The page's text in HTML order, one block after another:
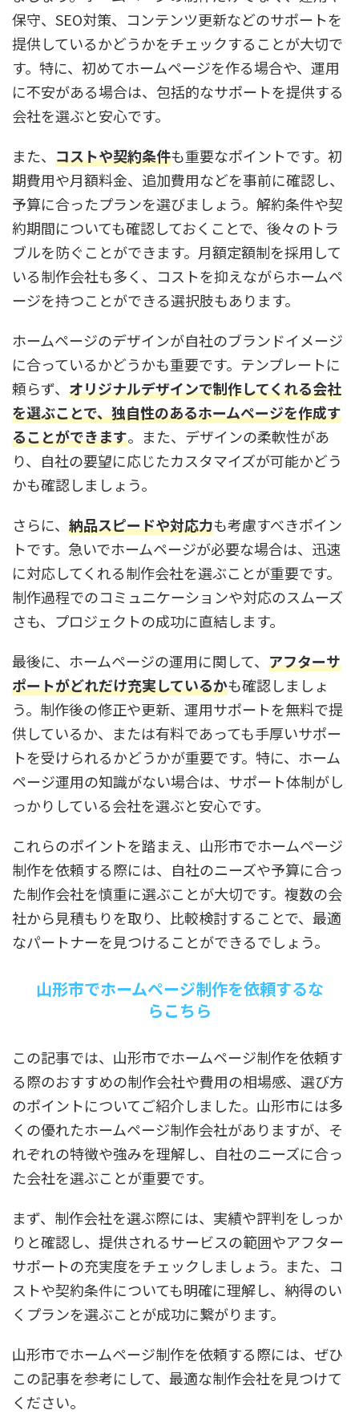
保守、SEO対策、コンテンツ更新などのサポートを
提供しているかどうかをチェックすることが大切で
す。特に、初めてホームページを作る場合や、運用
に不安がある場合は、包括的なサポートを提供する
会社を選ぶと安心です。
また、 コストや契約条件も重要なポイントです。初
期費用や月額料金、追加費用などを事前に確認し、
予算に合ったプランを選びましょう。解約条件や契
約期間についても確認しておくことで、後々のトラ
ブルを防ぐことができます。月額定額制を採用して
いる制作会社も多く、コストを抑えながらホームペ
ージを持つことができる選択肢もあります。
ホームページのデザインが自社のブランドイメージ
に合っているかどうかも重要です。テンプレートに
頼らず、 オリジナルデザインで制作してくれる会社
を選ぶことで、独自性のあるホームページを作成す
ることができます。また、デザインの柔軟性があ
り、自社の要望に応じたカスタマイズが可能かどう
かも確認しましょう。
さらに、 納品スピードや対応力も考慮すべきポイン
トです。急いでホームページが必要な場合は、迅速
に対応してくれる制作会社を選ぶことが重要です。
制作過程でのコミュニケーションや対応のスムーズ
さも、プロジェクトの成功に直結します。
最後に、ホームページの運用に関して、 アフターサ
ポートがどれだけ充実しているかも確認しましょ
う。制作後の修正や更新、運用サポートを無料で提
供しているか、または有料であっても手厚いサポー
トを受けられるかどうかが重要です。特に、ホーム
ページ運用の知識がない場合は、サポート体制がし
っかりしている会社を選ぶと安心です。
これらのポイントを踏まえ、山形市でホームページ
制作を依頼する際には、自社のニーズや予算に合っ
た制作会社を慎重に選ぶことが大切です。複数の会
社から見積もりを取り、比較検討することで、最適
なパートナーを見つけることができるでしょう。
山形市でホームページ制作を依頼するな
らこちら
この記事では、山形市でホームページ制作を依頼す
る際のおすすめの制作会社や費用の相場感、選び方
のポイントについてご紹介しました。山形市には多
くの優れたホームページ制作会社がありますが、そ
れぞれの特徴や強みを理解し、自社のニーズに合っ
た会社を選ぶことが重要です。
まず、制作会社を選ぶ際には、実績や評判をしっか
りと確認し、提供されるサービスの範囲やアフター
サポートの充実度をチェックしましょう。また、コ
ストや契約条件についても明確に理解し、納得のい
くプランを選ぶことが成功に繋がります。
山形市でホームページ制作を依頼する際には、ぜひ
この記事を参考にして、最適な制作会社を見つけて
ください。